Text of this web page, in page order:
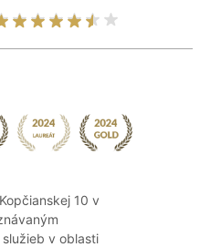
10 v
v oblasti